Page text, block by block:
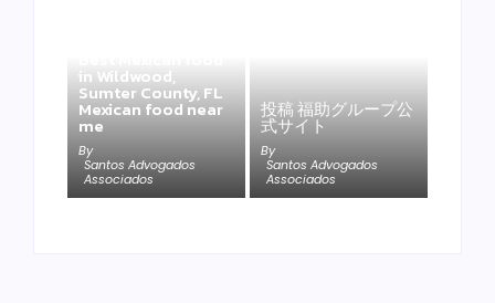
in Wildwood,
Sumter County, FL
Mexican food near
me
By
Santos Advogados
Associados
投稿 福助グループ公
式サイト
By
Santos Advogados
Associados